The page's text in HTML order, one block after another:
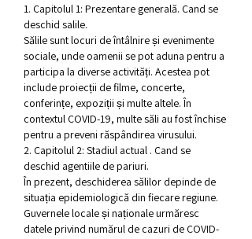
1. Capitolul 1: Prezentare generală. Cand se
deschid salile.
Sălile sunt locuri de întâlnire și evenimente
sociale, unde oamenii se pot aduna pentru a
participa la diverse activități. Acestea pot
include proiecții de filme, concerte,
conferințe, expoziții și multe altele. În
contextul COVID-19, multe săli au fost închise
pentru a preveni răspândirea virusului.
2. Capitolul 2: Stadiul actual . Cand se
deschid agentiile de pariuri.
În prezent, deschiderea sălilor depinde de
situația epidemiologică din fiecare regiune.
Guvernele locale și naționale urmăresc
datele privind numărul de cazuri de COVID-